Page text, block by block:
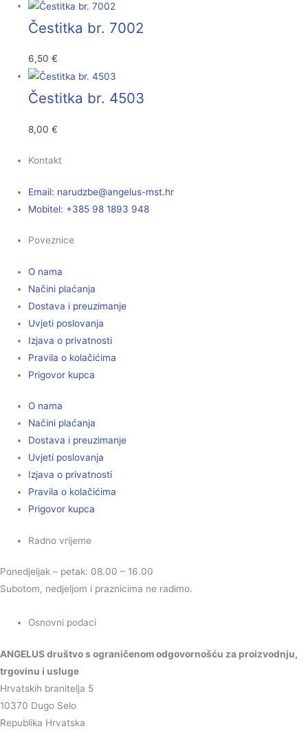
Čestitka br. 7002
6,50€
Čestitka br. 4503
8,00€
Kontakt
Email: rh.tsm-sulegna
@ebzduran
Mobitel: +385 98 1893 948
Poveznice
O nama
Načini plaćanja
Dostava i preuzimanje
Uvjeti poslovanja
Izjava o privatnosti
Pravila o kolačićima
Prigovor kupca
O nama
Načini plaćanja
Dostava i preuzimanje
Uvjeti poslovanja
Izjava o privatnosti
Pravila o kolačićima
Prigovor kupca
Radno vrijeme
Ponedjeljak – petak: 08.00 – 16.00
Subotom, nedjeljom i praznicima ne radimo.
Osnovni podaci
ANGELUS društvo s ograničenom odgovornošću za proizvodnju,
trgovinu i usluge
Hrvatskih branitelja 5
10370 Dugo Selo
Republika Hrvatska